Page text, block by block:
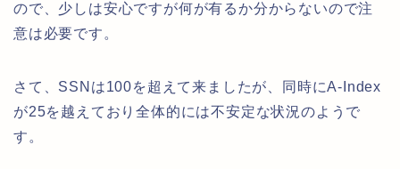
ので、少しは安心ですが何が有るか分からないので注
意は必要です。
さて、SSNは100を超えて来ましたが、同時にA-Index
が25を越えており全体的には不安定な状況のようで
す。